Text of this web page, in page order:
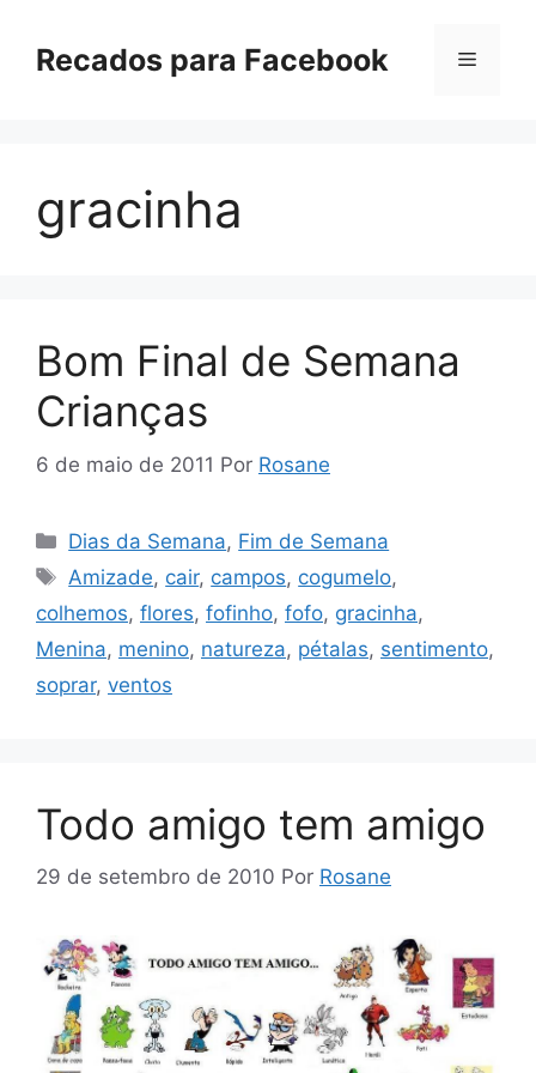
paraRecados para Facebook Menu
gracinha
Bom Final de Semana
Crianças
6 de maio de 2011 Por Rosane
Categorias
Dias da Semana, Fim de Semana
Tags
Amizade, cair, campos, cogumelo,
colhemos, flores, fofinho, fofo, gracinha,
Menina, menino, natureza, pétalas, sentimento,
soprar, ventos
Todo amigo tem amigo
29 de setembro de 2010 Por Rosane